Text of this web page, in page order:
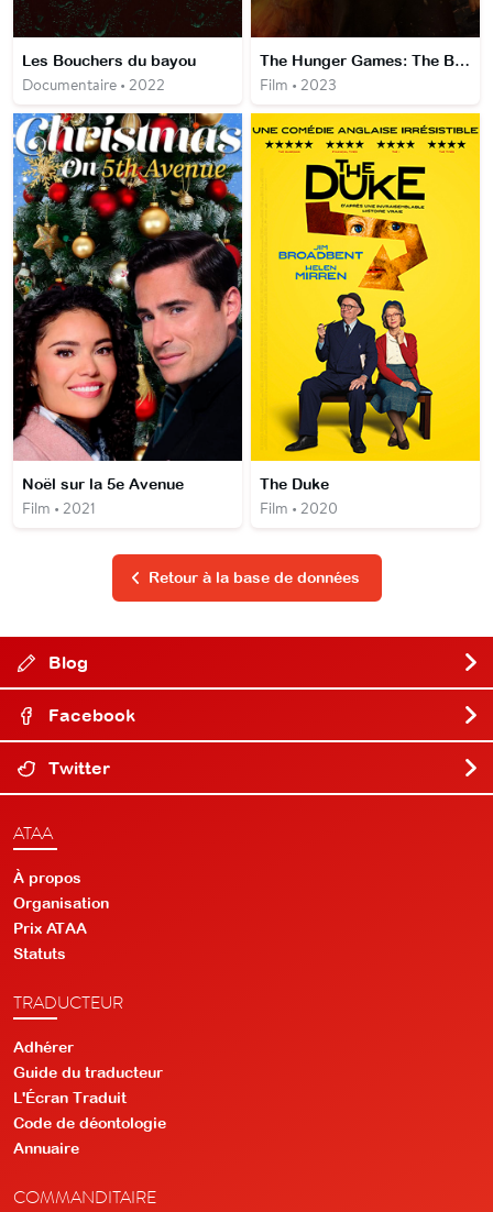
Les Bouchers du bayou
Documentaire • 2022
The Hunger Games: The Ballad of Songbirds and Snakes
Film • 2023
Noël sur la 5e Avenue
Film • 2021
The Duke
Film • 2020
Retour à la base de données
Blog
Facebook
Twitter
ATAA
À propos
Organisation
Prix ATAA
Statuts
TRADUCTEUR
Adhérer
Guide du traducteur
L'Écran Traduit
Code de déontologie
Annuaire
COMMANDITAIRE